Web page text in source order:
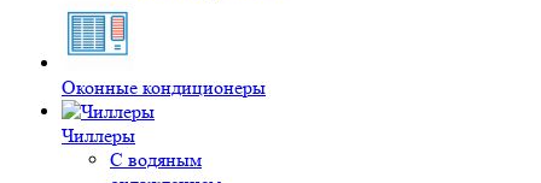
Оконные кондиционеры
Чиллеры
С водяным